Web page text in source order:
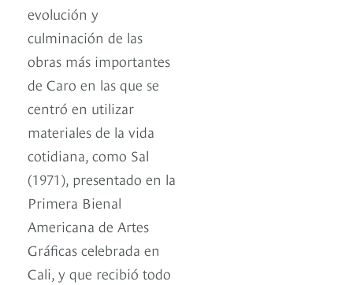
evolución y
culminación de las
obras más importantes
de Caro en las que se
centró en utilizar
materiales de la vida
cotidiana, como Sal
(1971), presentado en la
Primera Bienal
Americana de Artes
Gráficas celebrada en
Cali, y que recibió todo